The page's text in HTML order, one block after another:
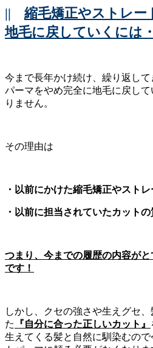
|| 縮毛矯正やストレー
地毛に戻していくには
今まで長年かけ続け、繰り返し
パーマをやめ完全に地毛に戻し
りません。
その理由は
・以前にかけた縮毛矯正やスト
・以前に担当されていたカットの
つまり、今までの履歴の内容が
です！
しかし、クセの強さや生えグセ
た
『自分に合った正しいカット』
生えてくる髪と自然に馴染むの